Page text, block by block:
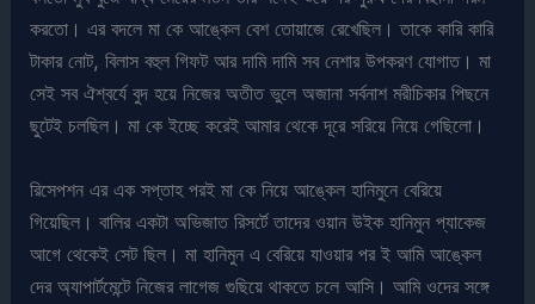
করতো। এর বদলে মা কে আঙ্কেল বেশ তোয়াজে রেখেছিল। তাকে কারি কারি
টাকার নোট, বিলাস বহুল গিফট আর দামি দামি সব নেশার উপকরণ যোগাত। মা
সেই সব ঐশ্বর্যে বুদ হয়ে নিজের অতীত ভুলে অজানা সর্বনাশ মরীচিকার পিছনে
ছুটেই চলছিল। মা কে ইচ্ছে করেই আমার থেকে দূরে সরিয়ে নিয়ে গেছিলো।
রিসেপশন এর এক সপ্তাহ পরই মা কে নিয়ে আঙ্কেল হানিমুনে বেরিয়ে
গিয়েছিল। বালির একটা অভিজাত রিসর্টে তাদের ওয়ান উইক হানিমুন প্যাকেজ
আগে থেকেই সেট ছিল। মা হানিমুন এ বেরিয়ে যাওয়ার পর ই আমি আঙ্কেল
দের অ্যাপার্টমেন্টে নিজের লাগেজ গুছিয়ে থাকতে চলে আসি। আমি ওদের সঙ্গে